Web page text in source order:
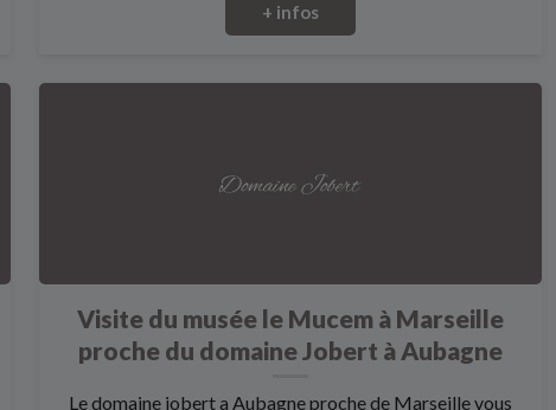
+ infos
Visite du musée le Mucem à Marseille
proche du domaine Jobert à Aubagne
Le domaine jobert a Aubagne proche de Marseille vous